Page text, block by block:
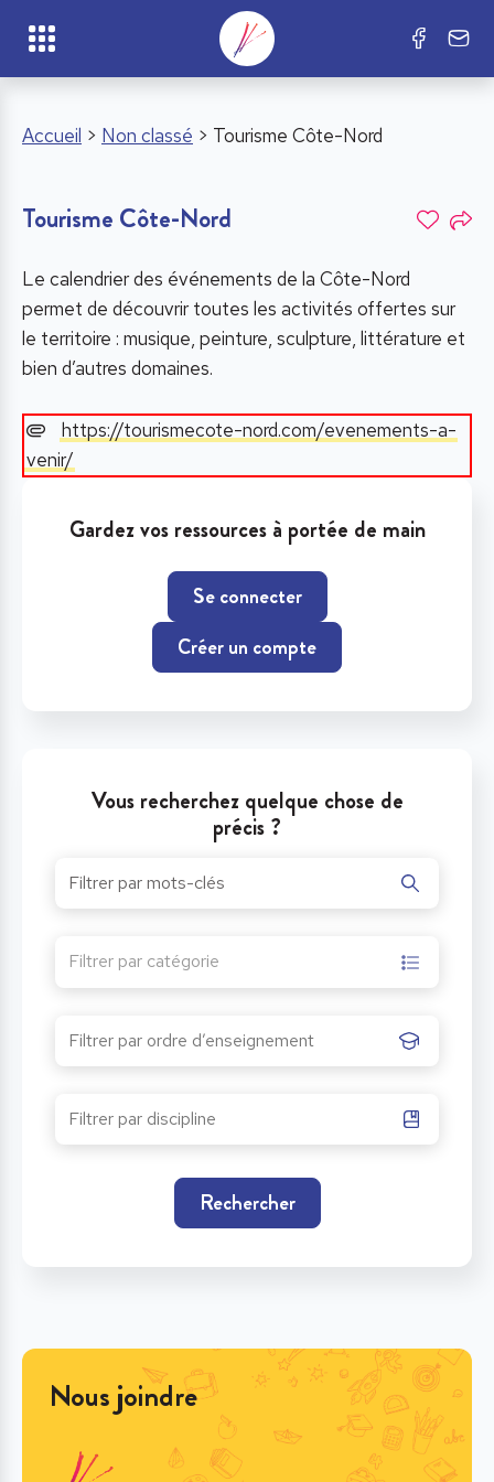
Accueil > Non classé > Tourisme Côte-Nord
Tourisme Côte-Nord
Le calendrier des événements de la Côte-Nord
permet de découvrir toutes les activités offertes sur
le territoire : musique, peinture, sculpture, littérature et
bien d’autres domaines.
https://tourismecote-nord.com/evenements-a-
venir/
Gardez vos ressources à portée de main
Se connecter
Créer un compte
Vous recherchez quelque chose de
précis ?
Filtrer par catégorie
Rechercher
Nous joindre